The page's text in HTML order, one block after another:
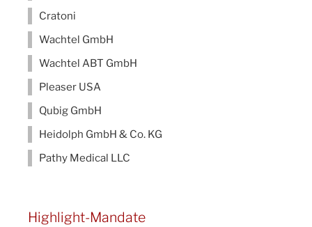
Cratoni
Wachtel GmbH
Wachtel ABT GmbH
Pleaser USA
Qubig GmbH
Heidolph GmbH & Co. KG
Pathy Medical LLC
Highlight-Mandate